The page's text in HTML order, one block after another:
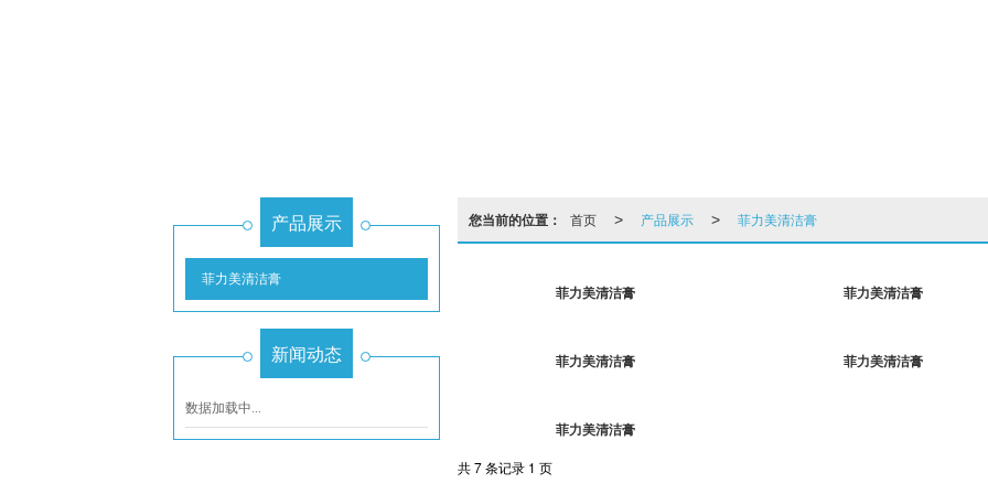
您当前的位置： 首页 > 产品展示 > 菲力美清洁膏
菲力美清洁膏 菲力美清洁膏
菲力美清洁膏 菲力美清洁膏
菲力美清洁膏
共 7 条记录 1 页
产品展示
菲力美清洁膏
新闻动态
数据加载中...